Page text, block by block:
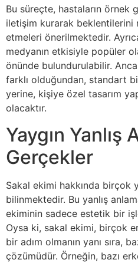
Bu süreçte, hastaların örnek
iletişim kurarak
etmeleri önerilmektedir.
medyanın etkisiyle popüler
önünde bulundurulabilir.
farklı olduğundan, standart
yerine, kişiye özel tasarım
olacaktır.
Yaygın Yanlış
Gerçekler
Sakal ekimi hakkında birçok
bilinmektedir. Bu yanlış
ekiminin sadece estetik bir
Oysa ki, sakal ekimi, birçok
bir adım olmanın yanı sıra,
çözümüdür. Örneğin, bazı